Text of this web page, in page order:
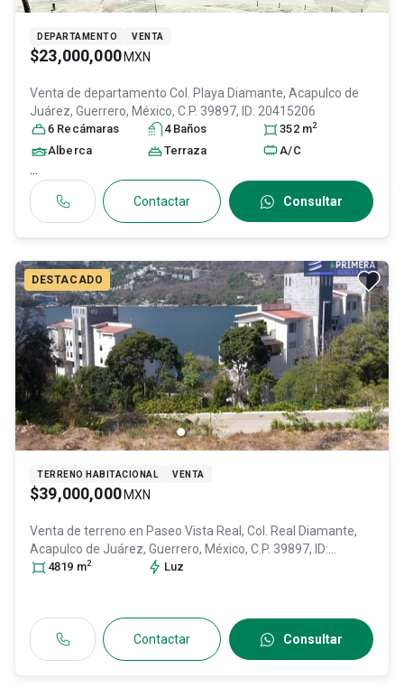
DEPARTAMENTO VENTA
$23,000,000 MXN
Venta de departamento Col. Playa Diamante, Acapulco de
Juárez, Guerrero, México, C.P. 39897, ID: 20415206
6 Recámaras 4 Baños 352 m2
Alberca Terraza A/C
...
Contactar Consultar
DESTACADO
TERRENO HABITACIONAL VENTA
$39,000,000 MXN
Venta de terreno en Paseo Vista Real, Col. Real Diamante,
Acapulco de Juárez, Guerrero, México, C.P. 39897, ID:
31274007
4819 m2 Luz
Contactar Consultar